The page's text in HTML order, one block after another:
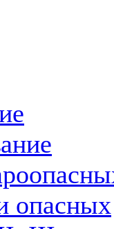
опасных